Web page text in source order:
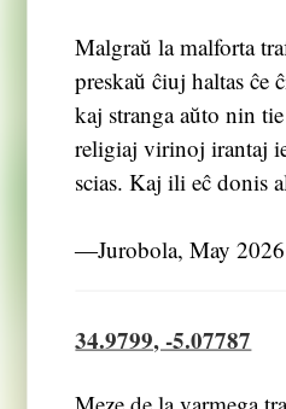
Malgraŭ la malforta
preskaŭ ĉiuj haltas ĉe
kaj stranga aŭto nin
religiaj virinoj irantaj
scias. Kaj ili eĉ donis
―Jurobola, May 2026
34.9799, -5.07787
Meze de la varmega